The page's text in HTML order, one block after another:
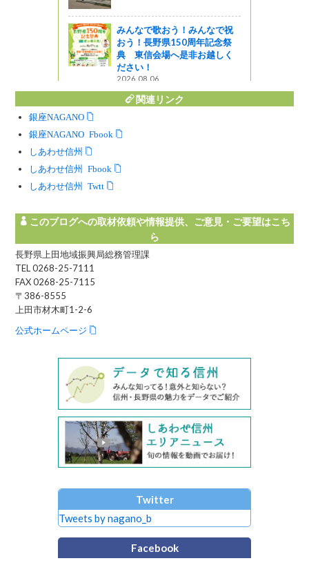
みんなで歌おう！みんなで祝
おう！長野県150周年記念祭
典 東信会場へ是非お越しく
ださい！
2026.08.06
関連リンク
銀座NAGANO
銀座NAGANO Facebook
しあわせ信州
しあわせ信州 Facebook
しあわせ信州 Twitter
このブログへの取材依頼や情報提供、ご意見・ご要望はこち
ら
長野県上田地域振興局総務管理課
TEL 0268-25-7111
FAX 0268-25-7115
〒386-8555
上田市材木町1-2-6
公式ホームページ
Twitter
Tweets by nagano_b
Facebook